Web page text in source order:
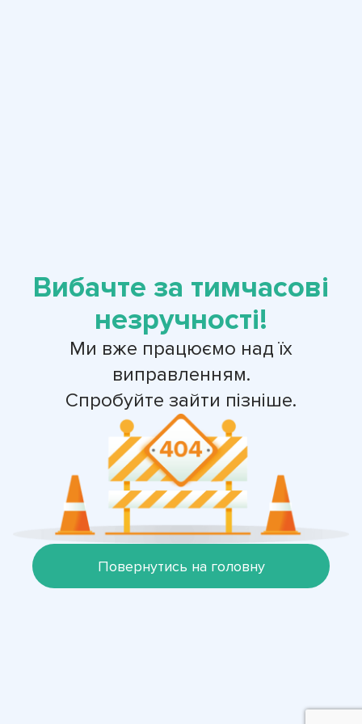
Вибачте за тимчасові
незручності!
Ми вже працюємо над їх
виправленням.
Спробуйте зайти пізніше.
Повернутись на головну